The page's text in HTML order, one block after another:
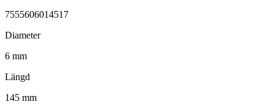
7555606014517
Diameter
6 mm
Längd
145 mm